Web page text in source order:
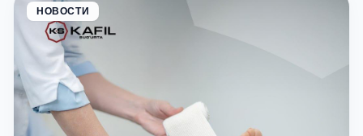
НОВОСТИ